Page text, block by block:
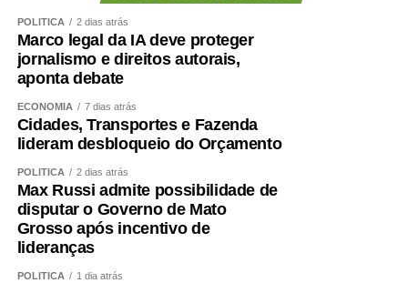
POLÍTICA 2 dias atrás
Marco legal da IA deve proteger
jornalismo e direitos autorais,
aponta debate
ECONOMIA 7 dias atrás
Cidades, Transportes e Fazenda
lideram desbloqueio do Orçamento
POLÍTICA 2 dias atrás
Max Russi admite possibilidade de
disputar o Governo de Mato
Grosso após incentivo de
lideranças
POLÍTICA 1 dia atrás